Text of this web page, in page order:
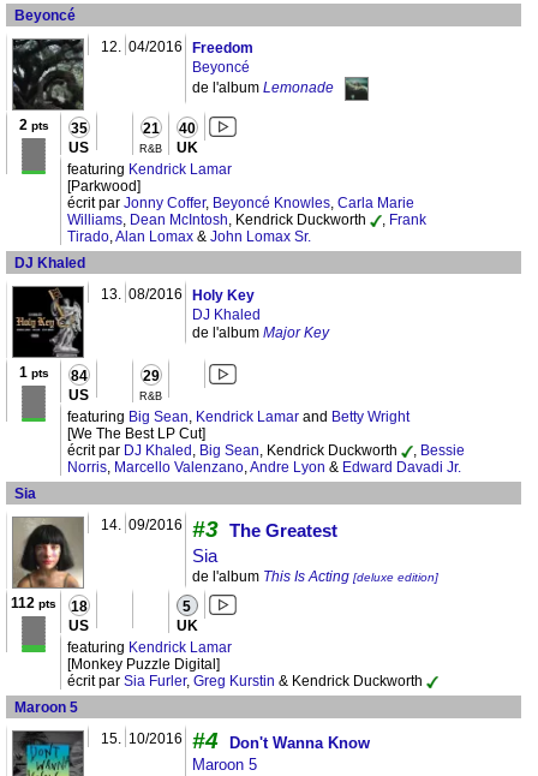
Beyoncé
12. 04/2016
Freedom
Beyoncé
de l'album Lemonade
2 pts 35
US
21
R&B
40
UK
featuring Kendrick Lamar
[Parkwood]
écrit par Jonny Coffer, Beyoncé Knowles, Carla Marie
Williams, Dean McIntosh, Kendrick Duckworth , Frank
Tirado,Alan Lomax & John Lomax Sr.
DJ Khaled
13. 08/2016
Holy Key
DJ Khaled
de l'album Major Key
1 pts 84
US
29
R&B
featuring Big Sean, Kendrick Lamar and Betty Wright
[We The Best LP Cut]
écrit par DJ Khaled , Big Sean, Kendrick Duckworth , Bessie
Norris, Marcello Valenzano,Andre Lyon & Edward Davadi Jr.
Sia
14. 09/2016 #3 The Greatest
Sia
de l'album This Is Acting [deluxe edition]
112 pts 18
US
5
UK
featuring Kendrick Lamar
[Monkey Puzzle Digital]
écrit par Sia Furler, Greg Kurstin & Kendrick Duckworth
Maroon 5
15. 10/2016 #4
Don't Wanna Know
Maroon 5